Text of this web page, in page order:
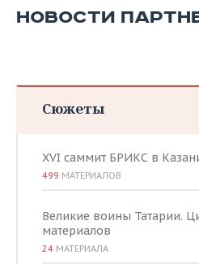
НОВОСТИ
Сюжеты
XVI саммит БРИКС в
499 МАТЕРИАЛОВ
Великие воины Татарии.
материалов
24 МАТЕРИАЛА